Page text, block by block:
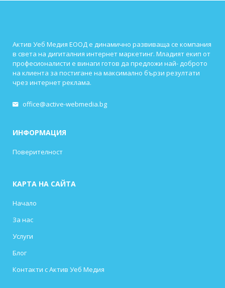
Актив Уеб Медия ЕООД е динамично развиваща се компания
в света на дигиталния интернет маркетинг. Младият екип от
професионалисти е винаги готов да предложи най- доброто
на клиента за постигане на максимално бързи резултати
чрез интернет реклама.
office@active-webmedia.bg
ИНФОРМАЦИЯ
Поверителност
КАРТА НА САЙТА
Начало
За нас
Услуги
Блог
Контакти с Актив Уеб Медия